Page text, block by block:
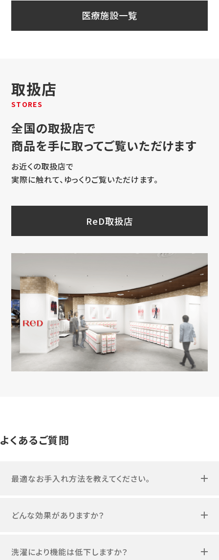
医療施設一覧
取扱店
STORES
全国の取扱店で
商品を手に取ってご覧いただけます
お近くの取扱店で
実際に触れて、ゆっくりご覧いただけます。
ReD取扱店
よくあるご質問
最適なお手入れ方法を教えてください。
どんな効果がありますか？
洗濯により機能は低下しますか？